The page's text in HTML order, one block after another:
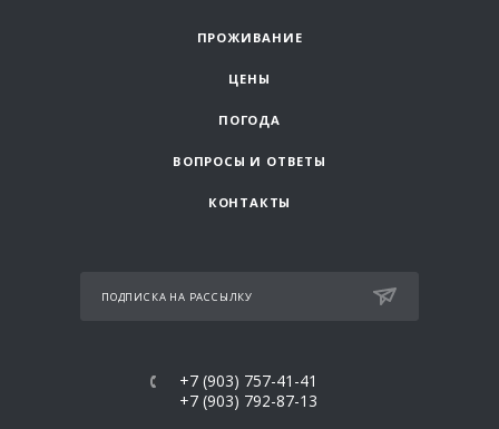
ПРОЖИВАНИЕ
ЦЕНЫ
ПОГОДА
ВОПРОСЫ И ОТВЕТЫ
КОНТАКТЫ
ПОДПИСКА НА РАССЫЛКУ
+7 (903) 757-41-41
+7 (903) 792-87-13